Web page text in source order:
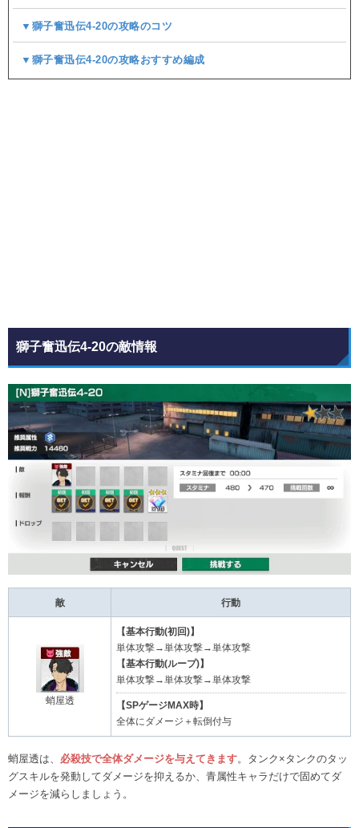
▼獅子奮迅伝4-20の攻略のコツ
▼獅子奮迅伝4-20の攻略おすすめ編成
獅子奮迅伝4-20の敵情報
敵 行動
蛸屋透
【基本行動(初回)】
単体攻撃→単体攻撃→単体攻撃
【基本行動(ループ)】
単体攻撃→単体攻撃→単体攻撃
【SPゲージMAX時】
全体にダメージ＋転倒付与
蛸屋透は、 必殺技で全体ダメージを与えてきます。タンク×タンクのタッ
グスキルを発動してダメージを抑えるか、青属性キャラだけで固めてダ
メージを減らしましょう。